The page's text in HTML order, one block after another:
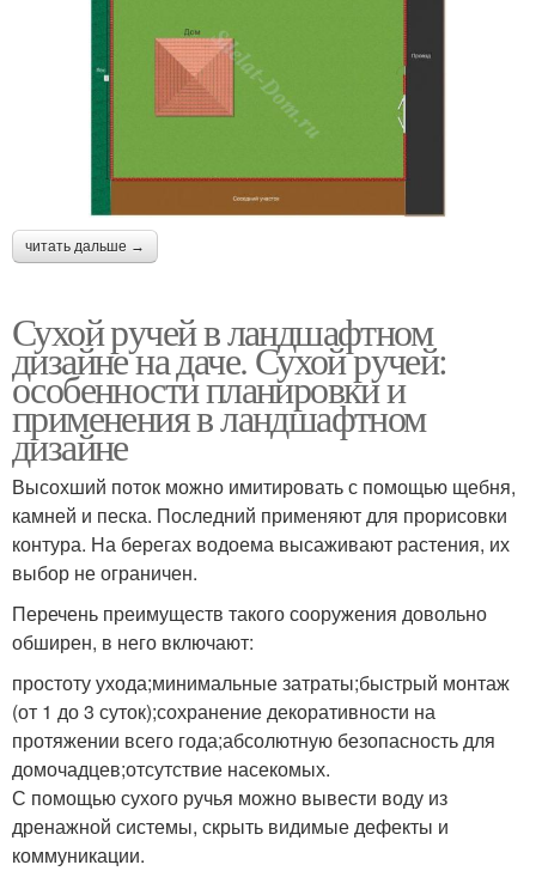
читать дальше →
Сухой ручей в ландшафтном
дизайне на даче. Сухой ручей:
особенности планировки и
применения в ландшафтном
дизайне
Высохший поток можно имитировать с помощью щебня,
камней и песка. Последний применяют для прорисовки
контура. На берегах водоема высаживают растения, их
выбор не ограничен.
Перечень преимуществ такого сооружения довольно
обширен, в него включают:
простоту ухода;минимальные затраты;быстрый монтаж
(от 1 до 3 суток);сохранение декоративности на
протяжении всего года;абсолютную безопасность для
домочадцев;отсутствие насекомых.
С помощью сухого ручья можно вывести воду из
дренажной системы, скрыть видимые дефекты и
коммуникации.